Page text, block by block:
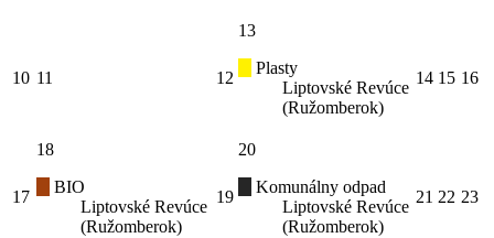
10 11 12
13
Plasty
Liptovské Revúce
(Ružomberok)
14 15 16
17
18
BIO
Liptovské Revúce
(Ružomberok)
19
20
Komunálny odpad
Liptovské Revúce
(Ružomberok)
21 22 23